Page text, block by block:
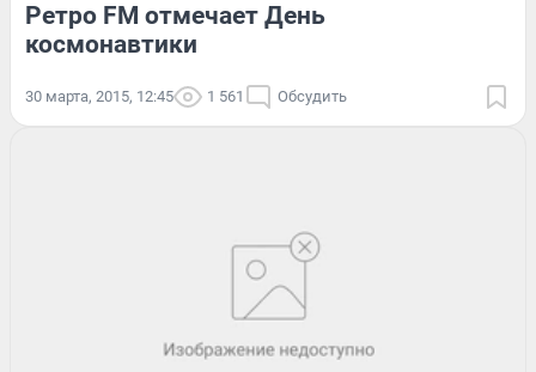
Ретро FM отмечает День
космонавтики
30 марта, 2015, 12:45 1 561 Обсудить